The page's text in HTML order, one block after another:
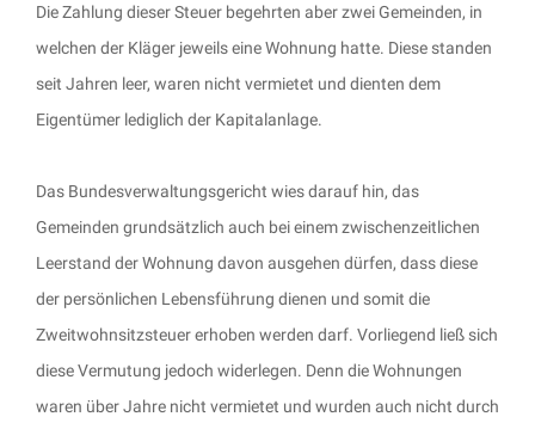
Die Zahlung dieser Steuer begehrten aber zwei Gemeinden, in
welchen der Kläger jeweils eine Wohnung hatte. Diese standen
seit Jahren leer, waren nicht vermietet und dienten dem
Eigentümer lediglich der Kapitalanlage.
Das Bundesverwaltungsgericht wies darauf hin, das
Gemeinden grundsätzlich auch bei einem zwischenzeitlichen
Leerstand der Wohnung davon ausgehen dürfen, dass diese
der persönlichen Lebensführung dienen und somit die
Zweitwohnsitzsteuer erhoben werden darf. Vorliegend ließ sich
diese Vermutung jedoch widerlegen. Denn die Wohnungen
waren über Jahre nicht vermietet und wurden auch nicht durch